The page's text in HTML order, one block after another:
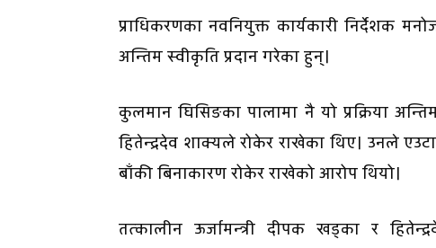
प्राधिकरणका नवनियुक्त कार्यकारी निर्देशक
अन्तिम स्वीकृति प्रदान गरेका हुन्।
कुलमान घिसिङका पालामा नै यो प्रक्रिया
हितेन्द्रदेव शाक्यले रोकेर राखेका थिए। उनले
बाँकी बिनाकारण रोकेर राखेको आरोप थियो।
तत्कालीन ऊर्जामन्त्री दीपक खड्का र